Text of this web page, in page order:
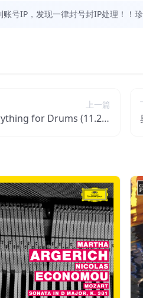
号IP，发现一律封号封IP处理！
上一篇
for Drums (11.2M